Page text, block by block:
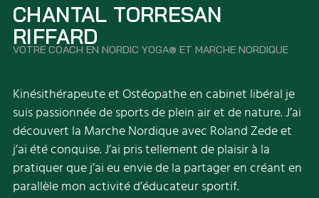
CHANTAL TORRESAN
RIFFARD
VOTRE COACH EN NORDIC YOGA® ET MARCHE NORDIQUE
Kinésithérapeute et Ostéopathe en cabinet libéral je
suis passionnée de sports de plein air et de nature. J’ai
découvert la Marche Nordique avec Roland Zede et
j’ai été conquise. J’ai pris tellement de plaisir à la
pratiquer que j’ai eu envie de la partager en créant en
parallèle mon activité d’éducateur sportif.